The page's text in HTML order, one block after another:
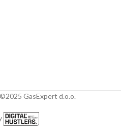
GasExpert d.o.o.